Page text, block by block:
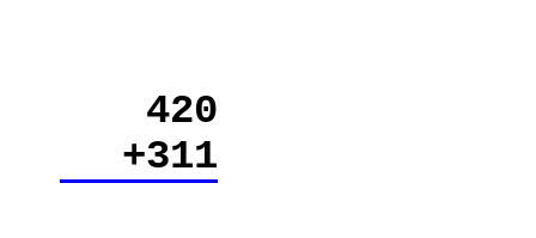
420
+311